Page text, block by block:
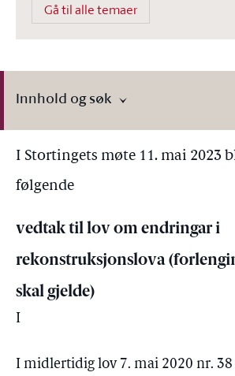
Gå til alle temaer
Innhold og søk
I Stortingets møte 11. mai 2023
følgende
vedtak til lov om endringar i
rekonstruksjonslova
skal gjelde)
I
I midlertidig lov 7. mai 2020 nr.